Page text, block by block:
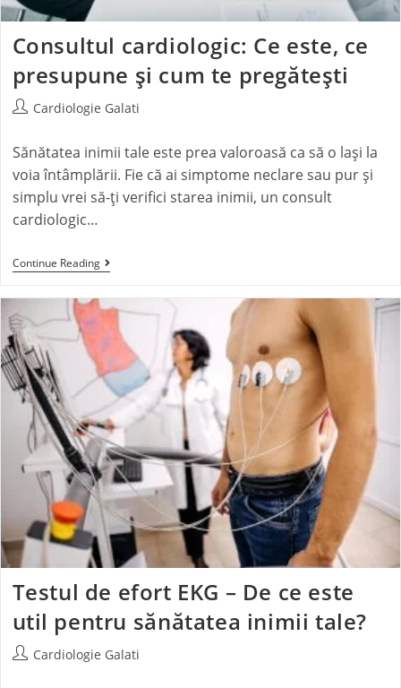
Consultul cardiologic: Ce este, ce
presupune și cum te pregătești
Cardiologie Galati
Sănătatea inimii tale este prea valoroasă ca să o lași la
voia întâmplării. Fie că ai simptome neclare sau pur și
simplu vrei să-ți verifici starea inimii, un consult
cardiologic…
Continue Reading
Testul de efort EKG – De ce este
util pentru sănătatea inimii tale?
Cardiologie Galati